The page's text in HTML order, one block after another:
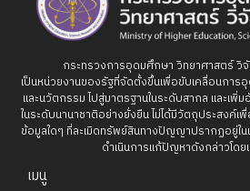
กระทรวงการอุดมศึกษา วิทยาศาสตร์ วิ
เป็นหน่วยงานของรัฐที่จัดตั้งขึ้นเพื่อขับเคลื่อนการ
และนวัตกรรม ไปสู่มาตรฐานในระดับสากล และเ
ในระดับนานาชาติอย่างยั่งยืน ไม่ได้มีวัตถุประสงค์เ
ข้อมูลใดๆ ที่ละเมิดทรัพย์สินทางปัญญาปรากฏอยู่ใน
ดำเนินการแก้ปัญหาดังกล่าวโดย
เมนู